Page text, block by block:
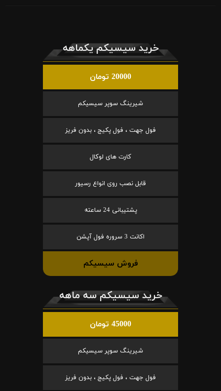
خرید سیسیکم یکماهه
20000 تومان
شیرینگ سوپر سیسیکم
فول جهت ، فول پکیج ، بدون فریز
کارت های لوکال
قابل نصب روی انواع رسیور
پشتیبانی 24 ساعته
اکانت 3 سروره فول آپشن
فروش سیسیکم
خرید سیسیکم سه ماهه
45000 تومان
شیرینگ سوپر سیسیکم
فول جهت ، فول پکیج ، بدون فریز